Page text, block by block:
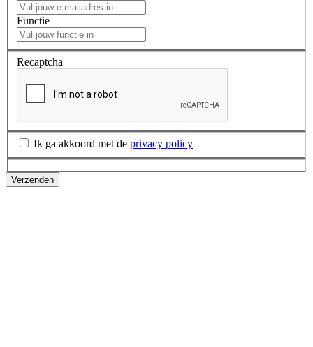
Functie
Recaptcha
Ik ga akkoord met de privacy policy